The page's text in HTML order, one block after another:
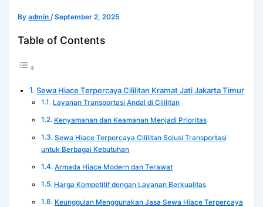
Byadmin/September 2, 2025
Table of Contents
Sewa Hiace Terpercaya Cililitan Kramat Jati Jakarta Timur
Layanan Transportasi Andal di Cililitan
Kenyamanan dan Keamanan Menjadi Prioritas
Sewa Hiace Terpercaya Cililitan Solusi Transportasi
untuk Berbagai Kebutuhan
Armada Hiace Modern dan Terawat
Harga Kompetitif dengan Layanan Berkualitas
Keunggulan Menggunakan Jasa Sewa Hiace Terpercaya